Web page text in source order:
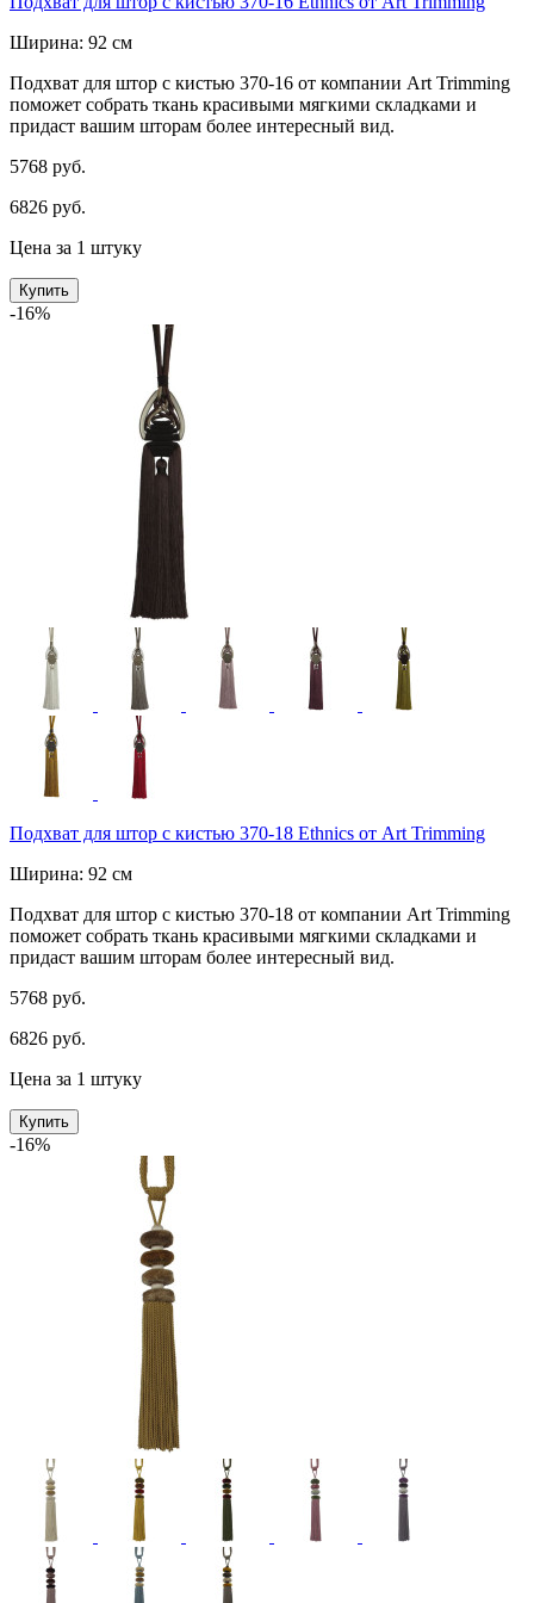
Ширина: 92 см
Подхват для штор с кистью 370-16 от компании Art Trimming
поможет собрать ткань красивыми мягкими складками и
придаст вашим шторам более интересный вид.
5768 руб.
6826 руб.
Цена за 1 штуку
Купить
-16%
Подхват для штор с кистью 370-18 Ethnics от Art Trimming
Ширина: 92 см
Подхват для штор с кистью 370-18 от компании Art Trimming
поможет собрать ткань красивыми мягкими складками и
придаст вашим шторам более интересный вид.
5768 руб.
6826 руб.
Цена за 1 штуку
Купить
-16%